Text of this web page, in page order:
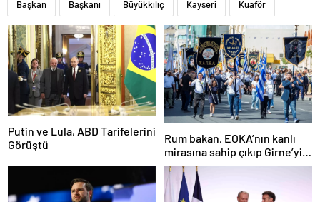
Başkan Başkanı Büyükkılıç Kayseri Kuaför
Putin ve Lula, ABD Tarifelerini
Görüştü
Rum bakan, EOKA’nın kanlı
mirasına sahip çıkıp Girne’yi
hedef gösterdi